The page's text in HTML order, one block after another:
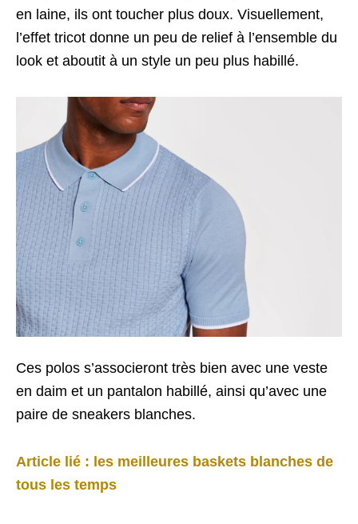
en laine, ils ont toucher plus doux. Visuellement,
l’effet tricot donne un peu de relief à l’ensemble du
look et aboutit à un style un peu plus habillé.
Ces polos s’associeront très bien avec une veste
en daim et un pantalon habillé, ainsi qu’avec une
paire de sneakers blanches.
Article lié : les meilleures baskets blanches de
tous les temps